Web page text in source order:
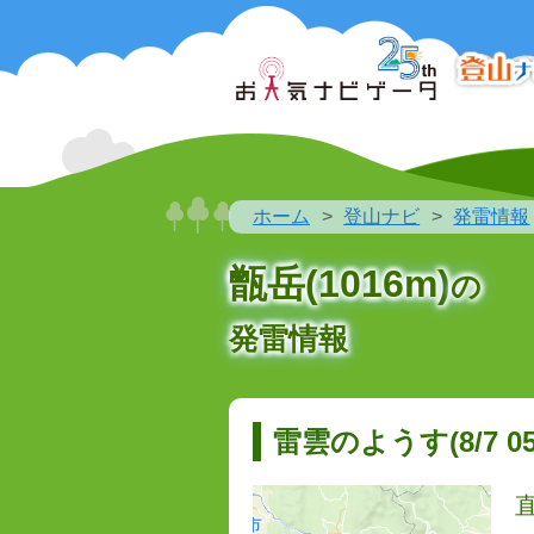
ホーム 登山ナビ 発雷情報
甑岳(1016m)の
発雷情報
雷雲のようす(8/7